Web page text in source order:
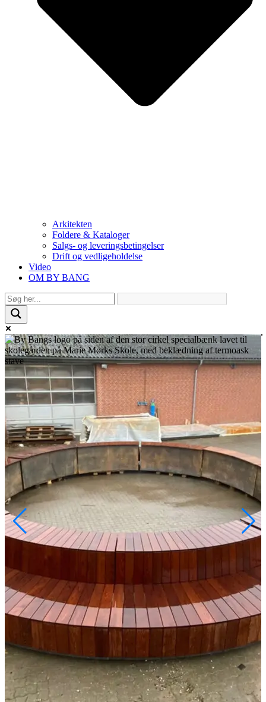
Arkitekten
Foldere & Kataloger
Salgs- og leveringsbetingelser
Drift og vedligeholdelse
Video
OM BY BANG
Exact matches only
Search in title
Search in content